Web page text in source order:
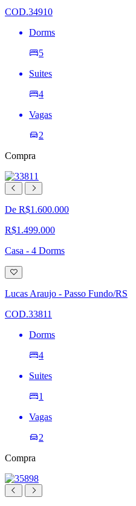
COD.34910
Dorms
5
Suites
4
Vagas
2
Compra
De R$1.600.000
R$1.499.000
Casa - 4 Dorms
Adicionar
à
lista
de
Lucas Araujo - Passo Fundo/RS
COD.33811
Dorms
4
Suites
1
Vagas
2
Compra